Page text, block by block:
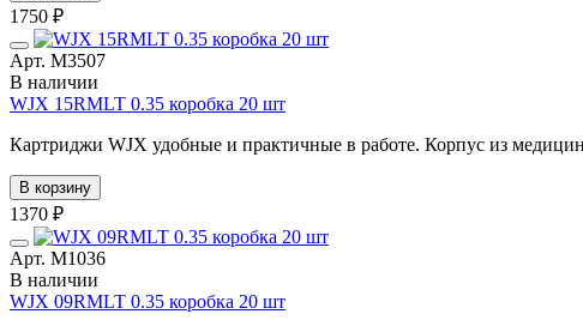
1750 ₽
Арт. М3507
В наличии
WJX 15RMLT 0.35 коробка 20 шт
Картриджи WJX удобные и практичные в работе. Корпус из
В корзину
1370 ₽
Арт. М1036
В наличии
WJX 09RMLT 0.35 коробка 20 шт